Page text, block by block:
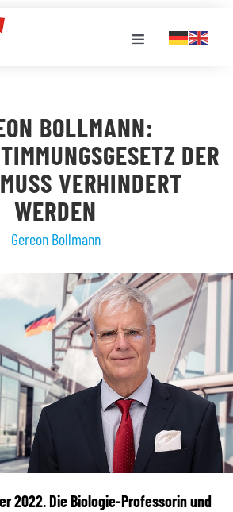
Toggle
BOLLMANN:
DER
VERHINDERT
WERDEN
Gereon Bollmann
2022. Die Biologie-Professorin und